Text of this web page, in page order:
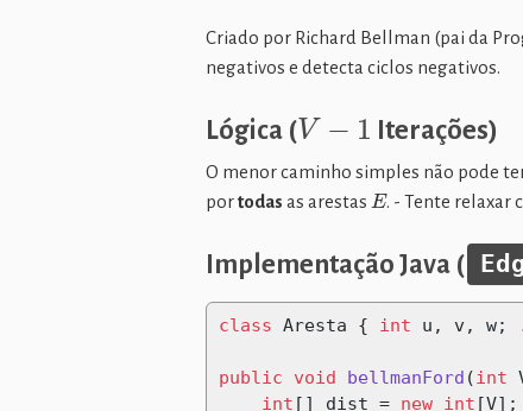
Criado por Richard Bellman (pai da
negativos e detecta ciclos negativos.
Lógica (V− Iterações)
O menor caminho simples não pode
portodas as arestas E . - Tente relaxar
Implementação Java (
class Aresta { int u , v, w;
public void bellmanFord (int
int [] dist = new int [V];